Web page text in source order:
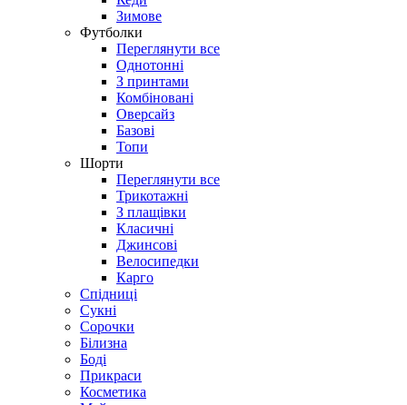
Зимове
Футболки
Переглянути все
Однотонні
З принтами
Комбіновані
Оверсайз
Базові
Топи
Шорти
Переглянути все
Трикотажні
З плащівки
Класичні
Джинсові
Велосипедки
Карго
Спідниці
Сукні
Сорочки
Білизна
Боді
Прикраси
Косметика